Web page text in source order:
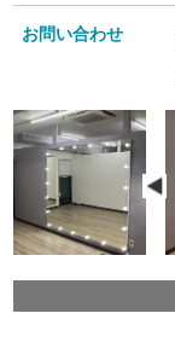
お問い合わせ